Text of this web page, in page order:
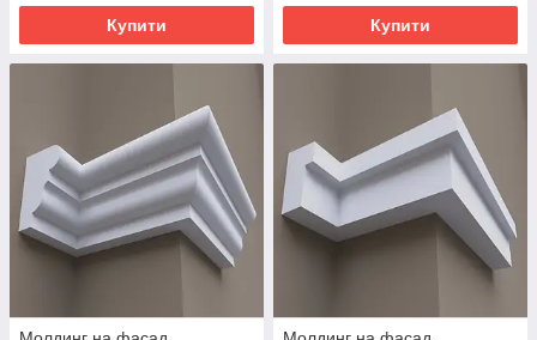
Купити Купити